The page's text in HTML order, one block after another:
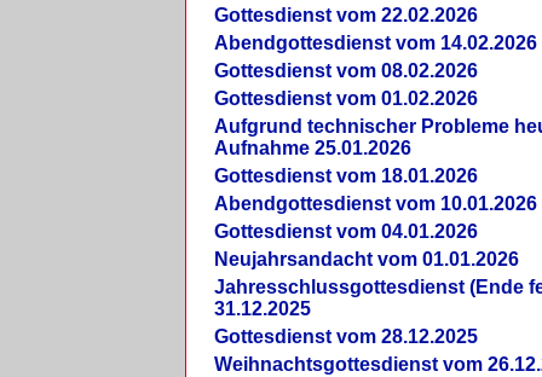
Gottesdienst vom 22.02.2026
Abendgottesdienst vom 14.02.2026
Gottesdienst vom 08.02.2026
Gottesdienst vom 01.02.2026
Aufgrund technischer Probleme
Aufnahme 25.01.2026
Gottesdienst vom 18.01.2026
Abendgottesdienst vom 10.01.2026
Gottesdienst vom 04.01.2026
Neujahrsandacht vom 01.01.2026
Jahresschlussgottesdienst (Ende
31.12.2025
Gottesdienst vom 28.12.2025
Weihnachtsgottesdienst vom